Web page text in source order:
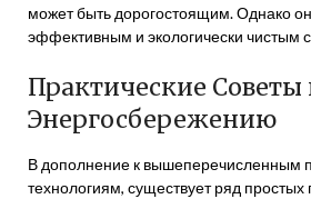
может быть дорогостоящим. Однако
эффективным и экологически чистым
Практические Советы
Энергосбережению
В дополнение к вышеперечисленным
технологиям, существует ряд простых